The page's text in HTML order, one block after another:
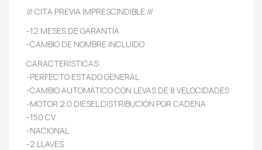
/// CITA PREVIA IMPRESCINDIBLE ///
-12 MESES DE GARANTÍA
-CAMBIO DE NOMBRE INCLUIDO
CARACTERÍSTICAS:
-PERFECTO ESTADO GENERAL
-CAMBIO AUTOMÁTICO CON LEVAS DE 8 VELOCIDADES
-MOTOR 2.0 DIESEL DISTRIBUCIÓN POR CADENA
-150 CV
-NACIONAL
-2 LLAVES